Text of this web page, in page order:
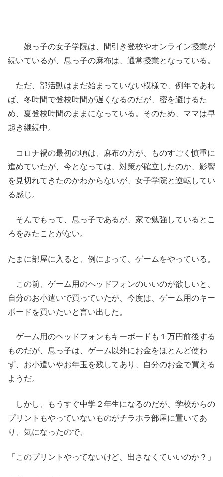
娘っ子の女子学院は、間引き登校やオンライン授業が
続いているが、息っ子の麻布は、通常授業となっている。
ただ、部活動はまだ始まっていない模様で、例年であれ
ば、冬時間で登校時間が遅くなるのだが、密を避けるた
め、夏登校時間のままになっている。そのため、ママは早
起き継続中。
コロナ禍の最初の頃は、麻布の方が、ものすごく慎重に
進めていたが、今となっては、対策が確立したのか、影響
を見切れてきたのかわからないが、女子学院と逆転してい
る感じ。
そんでもって、息っ子であるが、家で勉強しているとこ
ろをみたことがない。
たまに部屋に入ると、例によって、ゲームをやっている。
この前、ゲーム用のヘッドフォンのいいのが欲しいと、
自分のお小遣いで買っていたが、今度は、ゲーム用のキー
ボードを買いたいと言い出した。
ゲーム用のヘッドフォンもキーボードも１万円前後する
ものだが、息っ子は、ゲーム以外にお金をほとんど使わ
ず、お小遣いやお年玉を残してあり、自分のお金で買える
ようだ。
しかし、もうすぐ中学２年生になるのだが、学校からの
プリントもやっていないものがチラホラ部屋に置いてあ
り、気になったので、
「このプリントやってないけど、出さなくていいのか？」